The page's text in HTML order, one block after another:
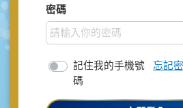
密碼
記住我的手機號
碼
忘記